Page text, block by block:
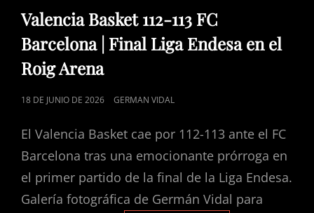
DE
CATEGORÍAS
Valencia Basket 112-113 FC
Barcelona | Final Liga Endesa en el
Roig Arena
PUBLICADO
18 DE JUNIO DE 2026 GERMAN VIDAL
El Valencia Basket cae por 112-113 ante el FC
Barcelona tras una emocionante prórroga en
el primer partido de la final de la Liga Endesa.
Galería fotográfica de Germán Vidal para